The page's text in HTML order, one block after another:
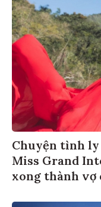
Chuyện tình ly
Miss Grand
xong thành vợ